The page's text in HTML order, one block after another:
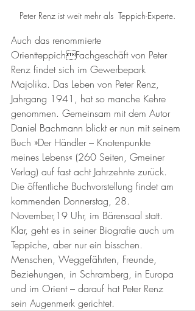
Peter Renz ist weit mehr als  Teppich-Experte.
Auch das renommierte
OrientteppichFachgeschäft von Peter
Renz findet sich im Gewerbepark
Majolika. Das Leben von Peter Renz,
Jahrgang 1941, hat so manche Kehre
genommen. Gemeinsam mit dem Autor
Daniel Bachmann blickt er nun mit seinem
Buch »Der Händler – Knotenpunkte
meines Lebens« (260 Seiten, Gmeiner
Verlag) auf fast acht Jahrzehnte zurück.
Die öffentliche Buchvorstellung findet am
kommenden Donnerstag, 28.
November,19 Uhr, im Bärensaal statt.
Klar, geht es in seiner Biografie auch um
Teppiche, aber nur ein bisschen.
Menschen, Weggefährten, Freunde,
Beziehungen, in Schramberg, in Europa
und im Orient – darauf hat Peter Renz
sein Augenmerk gerichtet.